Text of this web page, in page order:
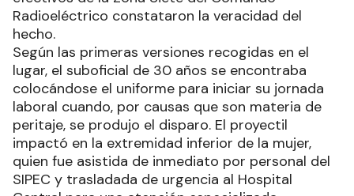
Radioeléctrico constataron la veracidad del
hecho.
Según las primeras versiones recogidas en el
lugar, el suboficial de 30 años se encontraba
colocándose el uniforme para iniciar su jornada
laboral cuando, por causas que son materia de
peritaje, se produjo el disparo. El proyectil
impactó en la extremidad inferior de la mujer,
quien fue asistida de inmediato por personal del
SIPEC y trasladada de urgencia al Hospital